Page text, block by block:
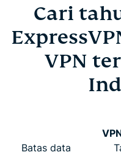
Cari
VPN
Batas data